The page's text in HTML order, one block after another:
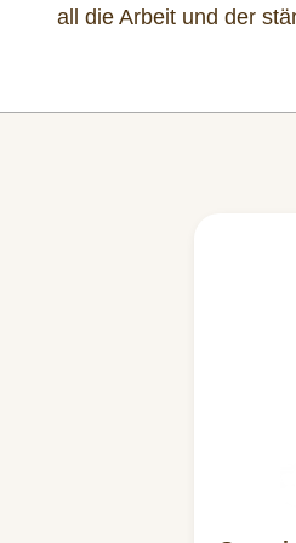
all die Arbeit und der